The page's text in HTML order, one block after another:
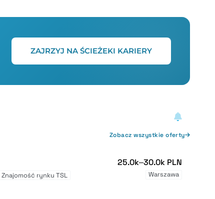
ZAJRZYJ NA ŚCIEŻEKI KARIERY
Zobacz wszystkie oferty
Znajomość rynku TSL
25.0k–30.0k PLN
Warszawa